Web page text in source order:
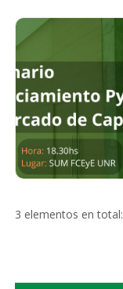
3 elementos en total: